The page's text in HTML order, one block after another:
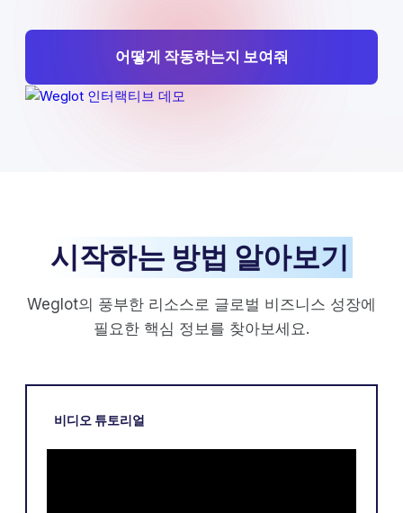
어떻게 작동하는지 보여줘
시작하는 방법 알아보기
Weglot의 풍부한 리소스로 글로벌 비즈니스 성장에
필요한 핵심 정보를 찾아보세요.
비디오 튜토리얼